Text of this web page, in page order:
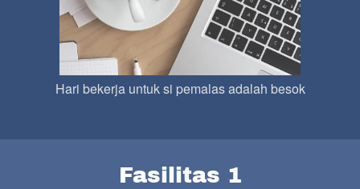
Hari bekerja untuk si pemalas adalah besok
Fasilitas 1